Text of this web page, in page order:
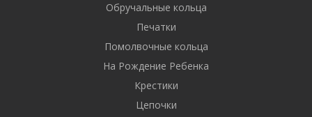
Обручальные кольца
Печатки
Помолвочные кольца
На Рождение Ребенка
Крестики
Цепочки